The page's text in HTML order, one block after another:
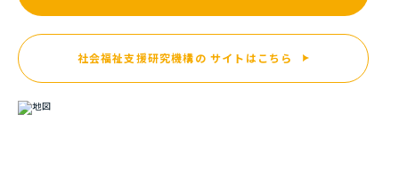
社会福祉支援研究機構の サイトはこちら